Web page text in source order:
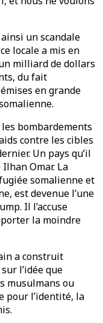
un scandale
locale a mis en
milliard de dollars
du fait
en grande
bombardements
contre les cibles
Un pays qu’il
Omar. La
somalienne et
est devenue l’une
Il l’accuse
la moindre
a construit
l’idée que
musulmans ou
pour l’identité, la